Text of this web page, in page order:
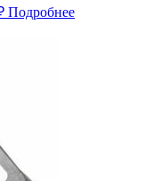
Текущая
цена:
Подробнее